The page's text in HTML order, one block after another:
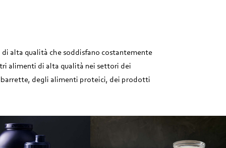
alta qualità che soddisfano costantemente
alimenti di alta qualità nei settori dei
degli alimenti proteici, dei prodotti